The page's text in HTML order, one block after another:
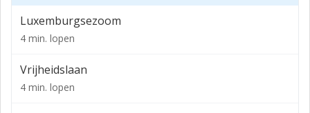
kantoorruimte te huur staat. Op de begane grond zit
de eigenaar/verhuurder zelf!
De locatie is gelegen op het in ontwikkeling zijnde
bedrijventerrein “Kleine Vink”. De Hoofdweg, rijksweg
Luxemburgsezoom
4 min. lopen
Vrijheidslaan
4 min. lopen